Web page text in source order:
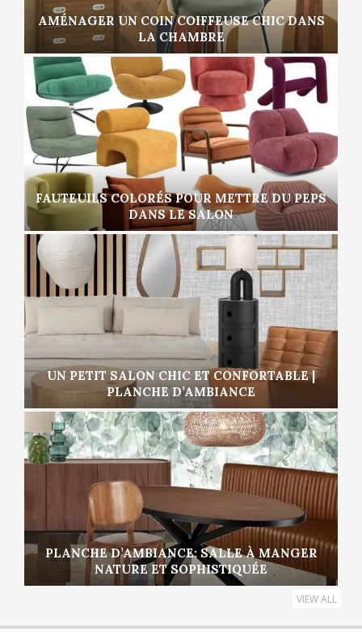
AMÉNAGER UN COIN COIFFEUSE CHIC DANS
LA CHAMBRE
FAUTEUILS COLORÉS POUR METTRE DU PEPS
DANS LE SALON
UN PETIT SALON CHIC ET CONFORTABLE |
PLANCHE D’AMBIANCE
PLANCHE D’AMBIANCE: SALLE À MANGER
NATURE ET SOPHISTIQUÉE
VIEW ALL